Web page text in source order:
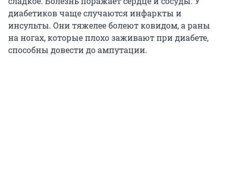
диабетиков чаще случаются инфаркты и
инсульты. Они тяжелее болеют ковидом, а раны
на ногах, которые плохо заживают при диабете,
способны довести до ампутации.